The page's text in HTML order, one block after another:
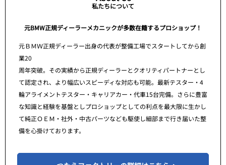
私たちについて
元BMW正規ディーラーメカニックが多数在籍するプロショップ！
元ＢＭＷ正規ディーラー出身の代表が整備工場でスタートしてから創
業20
周年突破。その実績から正規ディーラーとクオリティパートナーとし
て認定され、より幅広いスピーディな対応も可能。最新テスター・4
輪アライメントテスター・キャリアカー・代車15台完備。さらに豊富
な知識と経験を基盤としプロショップとしての利点を最大限に生かし
て純正ＯＥＭ・社外・中古パーツなども駆使し細部まで行き届いた整
備を心掛けております。